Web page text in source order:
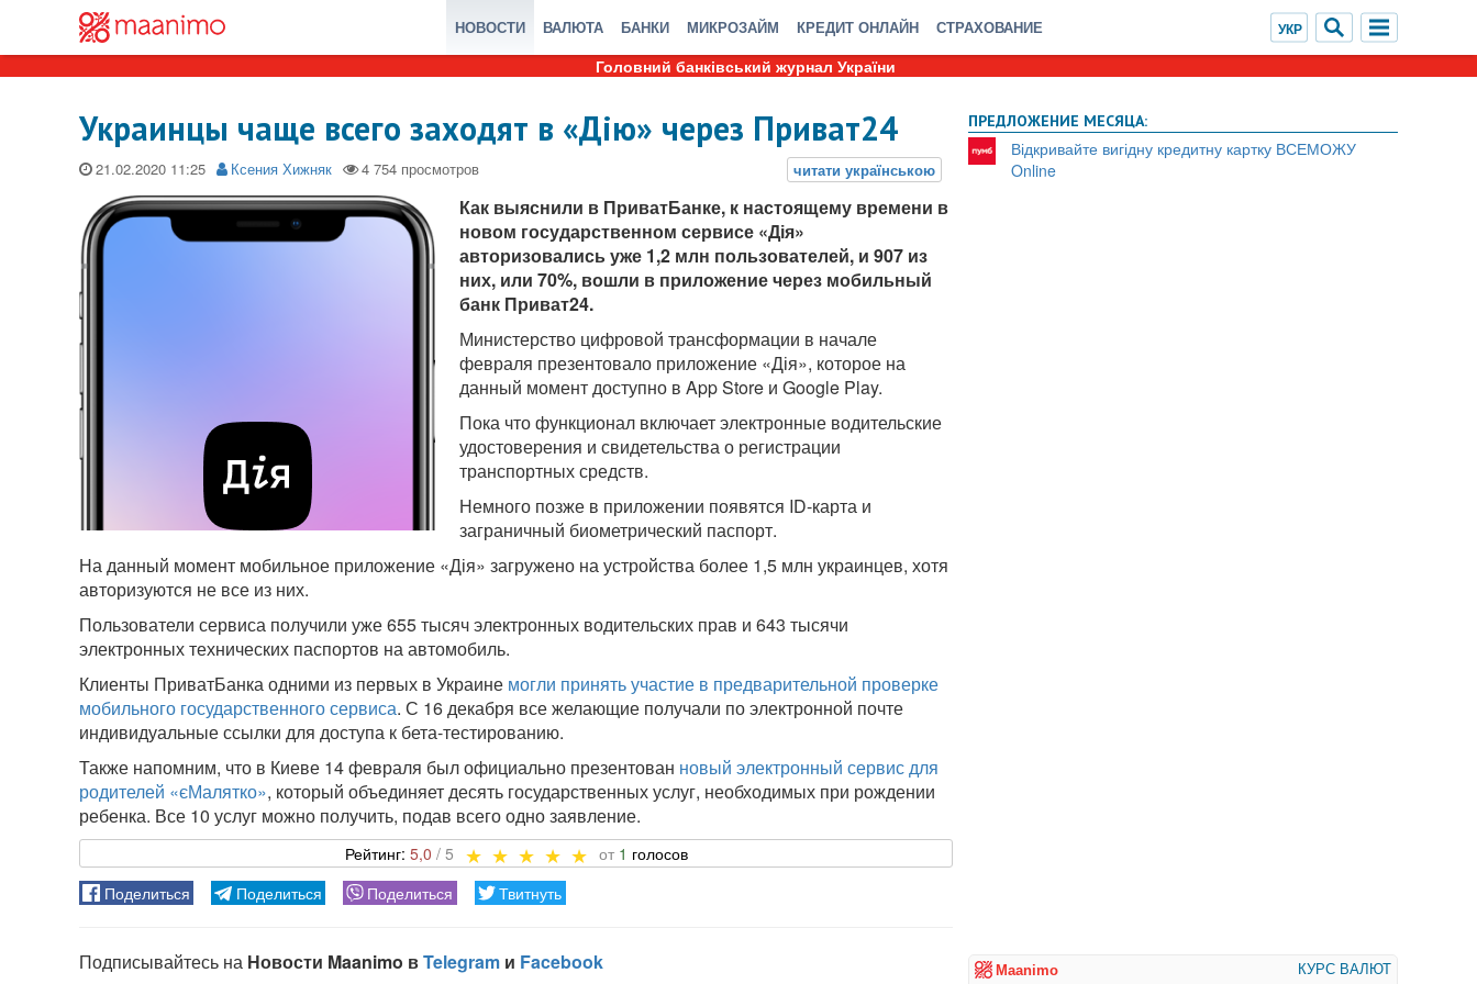
НОВОСТИ ВАЛЮТА БАНКИ МИКРОЗАЙМ КРЕДИТ ОНЛАЙН СТРАХОВАНИЕ
Головний банківський журнал України
Украинцы чаще всего заходят в «Дію» через Приват24
21.02.2020 Ксения Хижняк
Как выяснили в ПриватБанке, к настоящему времени в
новом государственном сервисе «Дія»
авторизовались уже 1,2 млн пользователей, и 907 из
них, или 70%, вошли в приложение через мобильный
банк Приват24.
Министерство цифровой трансформации в начале
февраля презентовало приложение «Дія», которое на
данный момент доступно в App Store и Google Play.
Пока что функционал включает электронные водительские
удостоверения и свидетельства о регистрации
транспортных средств.
Немного позже в приложении появятся ID-карта и
заграничный биометрический паспорт.
На данный момент мобильное приложение «Дія» загружено на устройства более 1,5 млн украинцев, хотя
авторизуются не все из них.
Пользователи сервиса получили уже 655 тысяч электронных водительских прав и 643 тысячи
электронных технических паспортов на автомобиль.
Клиенты ПриватБанка одними из первых в Украине могли принять участие в предварительной проверке
мобильного государственного сервиса. С 16 декабря все желающие получали по электронной почте
индивидуальные ссылки для доступа к бета-тестированию.
Также напомним, что в Киеве 14 февраля был официально презентован новый электронный сервис для
родителей «єМалятко», который объединяет десять государственных услуг, необходимых при рождении
ребенка. Все 10 услуг можно получить, подав всего одно заявление.
5,0 1
ПРЕДЛОЖЕНИЕ МЕСЯЦА:
Відкривайте вигідну кредитну картку ВСЕМОЖУ
Online